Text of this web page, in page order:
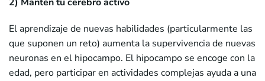
El aprendizaje de nuevas habilidades (particularmente las
que suponen un reto) aumenta la supervivencia de nuevas
neuronas en el hipocampo. El hipocampo se encoge con la
edad, pero participar en actividades complejas ayuda a una